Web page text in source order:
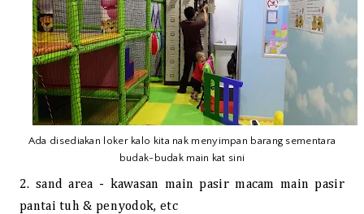
Ada disediakan loker kalo kita nak menyimpan barang sementara
budak-budak main kat sini
2. sand area - kawasan main pasir macam main pasir
pantai tuh & penyodok, etc